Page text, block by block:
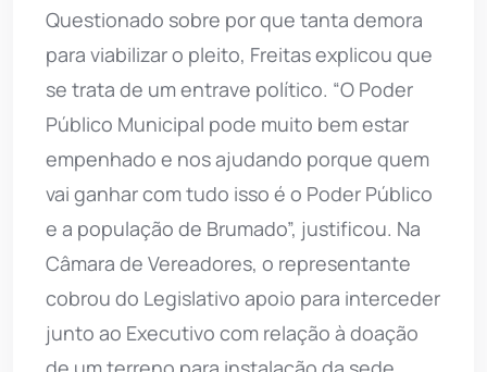
Questionado sobre por que tanta demora
para viabilizar o pleito, Freitas explicou que
se trata de um entrave político. “O Poder
Público Municipal pode muito bem estar
empenhado e nos ajudando porque quem
vai ganhar com tudo isso é o Poder Público
e a população de Brumado”, justificou. Na
Câmara de Vereadores, o representante
cobrou do Legislativo apoio para interceder
junto ao Executivo com relação à doação